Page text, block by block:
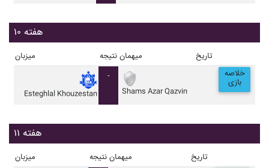
هفته ۱۰
میزبان نتیجه میهمان تاریخ
Esteghlal Khouzestan
-
Shams Azar Qazvin
خلاصه
بازی
هفته ۱۱
میزبان نتیجه میهمان تاریخ